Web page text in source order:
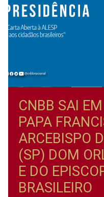
CNBB SAI
PAPA
ARCEBISPO
(SP) DOM
E DO
BRASILEIRO